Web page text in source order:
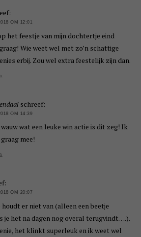
OM 12:01
het feestje van mijn dochtertje eind
Wie weet wel met zo’n schattige
erbij. Zou wel extra feestelijk zijn dan.
schreef:
OM 14:39
wat een leuke win actie is dit zeg! Ik
mee!
OM 20:07
er niet van (alleen een beetje
je het na dagen nog overal terugvindt….).
het klinkt superleuk en ik weet wel